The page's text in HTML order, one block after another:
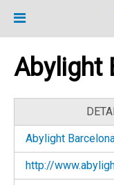
Abylight
Abylight
http://